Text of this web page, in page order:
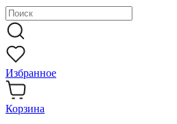
Избранное
Корзина